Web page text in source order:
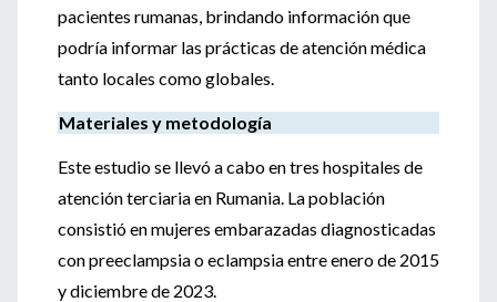
pacientes rumanas, brindando información que
podría informar las prácticas de atención médica
tanto locales como globales.
Materiales y metodología
Este estudio se llevó a cabo en tres hospitales de
atención terciaria en Rumania. La población
consistió en mujeres embarazadas diagnosticadas
con preeclampsia o eclampsia entre enero de 2015
y diciembre de 2023.